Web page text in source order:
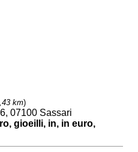
km)
07100 Sassari
gioeilli, in, in euro,